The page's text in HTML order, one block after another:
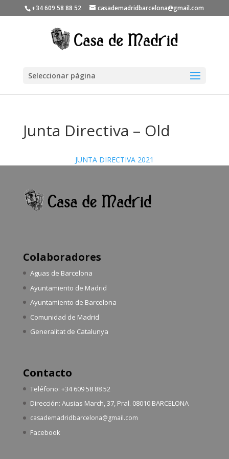
+34 609 58 88 52 casademadridbarcelona@gmail.com
Seleccionar página
Junta Directiva – Old
JUNTA DIRECTIVA 2021
Colaboradores
Aguas de Barcelona
Ayuntamiento de Madrid
Ayuntamiento de Barcelona
Comunidad de Madrid
Generalitat de Catalunya
Contacto
Teléfono: +34 609 58 88 52
Dirección: Ausias March, 37, Pral. 08010 BARCELONA
casademadridbarcelona@gmail.com
Facebook